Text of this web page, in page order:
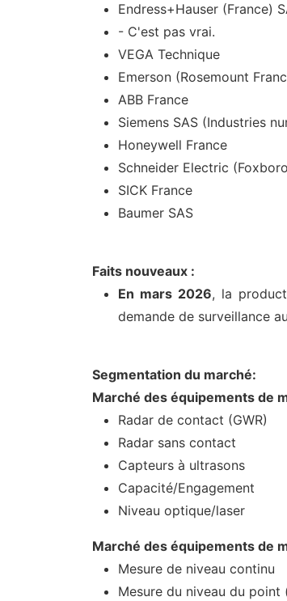
Endress+Hauser (France)
- C'est pas vrai.
VEGA Technique
Emerson (Rosemount
ABB France
Siemens SAS (Industries
Honeywell France
Schneider Electric
SICK France
Baumer SAS
Faits nouveaux :
En mars 2026, la
demande de surveillance
Segmentation du marché:
Marché des équipements de
Radar de contact (GWR)
Radar sans contact
Capteurs à ultrasons
Capacité/Engagement
Niveau optique/laser
Marché des équipements de
Mesure de niveau continu
Mesure du niveau du point